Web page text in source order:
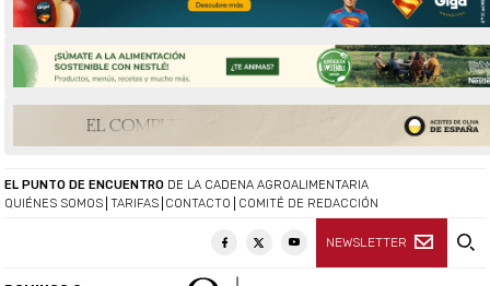
QUIÉNES SOMOS TARIFAS CONTACTO COMITÉ DE REDACCIÓN
NEWSLETTER
EL PUNTO DE ENCUENTRO DE LA CADENA AGROALIMENTARIA